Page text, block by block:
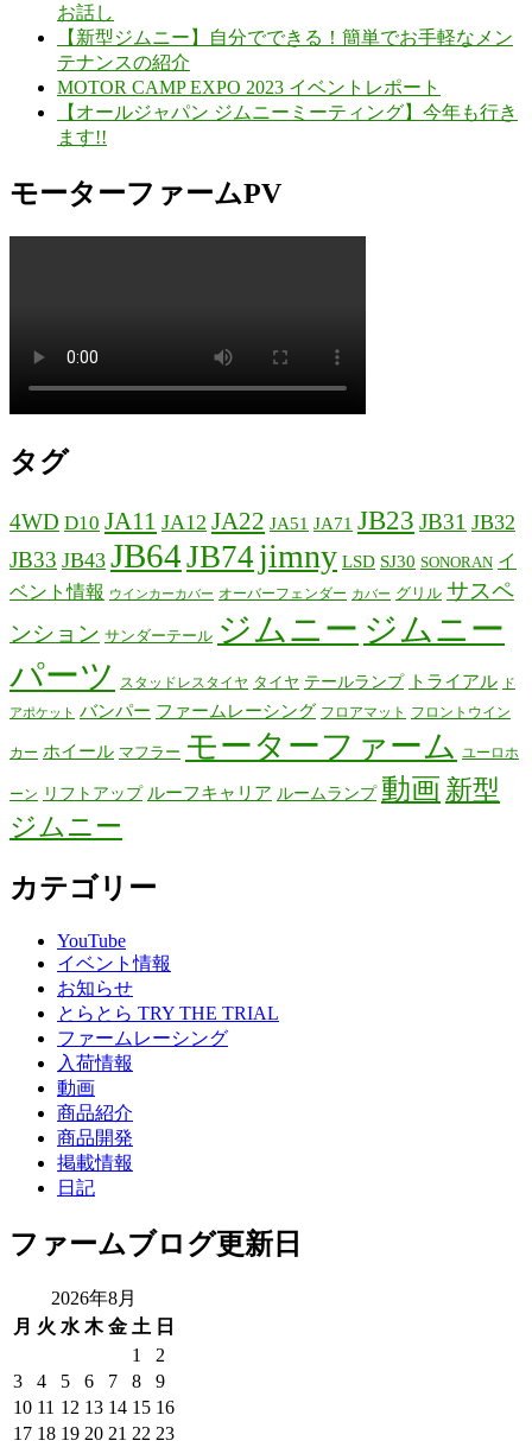
お話し
【新型ジムニー】自分でできる！簡単でお手軽なメン
テナンスの紹介
MOTOR CAMP EXPO 2023 イベントレポート
【オールジャパン ジムニーミーティング】今年も行き
ます!!
モーターファームPV
タグ
4WD D10 JA11 JA12 JA22 JA51 JA71 JB23 JB31 JB32
JB33 JB43 JB64JB74 jimny LSD SJ30 SONORAN イ
ベント情報
ウインカーカバー オーバーフェンダー カバー グリル サスペ
ンション サンダーテール ジムニー ジムニー
パーツ
スタッドレスタイヤ タイヤ テールランプ トライアル ド
アポケット バンパー ファームレーシング フロアマット フロントウイン
カー ホイール マフラー モーターファーム ユーロホ
ーン リフトアップ ルーフキャリア ルームランプ 動画 新型
ジムニー
カテゴリー
YouTube
イベント情報
お知らせ
とらとら TRY THE TRIAL
ファームレーシング
入荷情報
動画
商品紹介
商品開発
掲載情報
日記
ファームブログ更新日
2026年8月
月 火 水 木 金 土 日
1
2
3
4 5 6 7 8
9
10 11 12 13 14 15 16
17 18 19 20 21 22 23